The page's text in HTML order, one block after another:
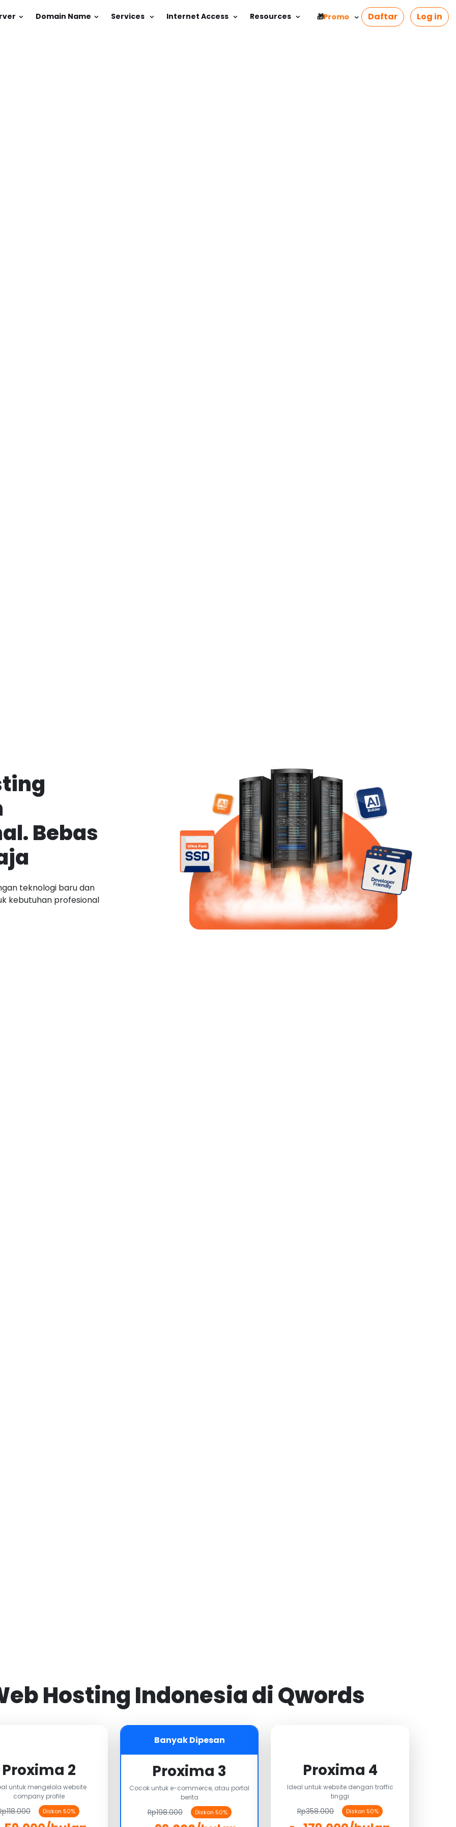
Domain Name Services Internet Access Resources Promo Daftar Log in
Bebas
teknologi baru dan
kebutuhan profesional
Hosting Indonesia di Qwords
Proxima 2
untuk mengelola website
company profile
Diskon 50%
Banyak Dipesan
Proxima 3
Cocok untuk e-commerce, atau portal
berita
Rp198.000 Diskon 50%
Proxima 4
Ideal untuk website dengan traffic
tinggi
Rp358.000 Diskon 50%